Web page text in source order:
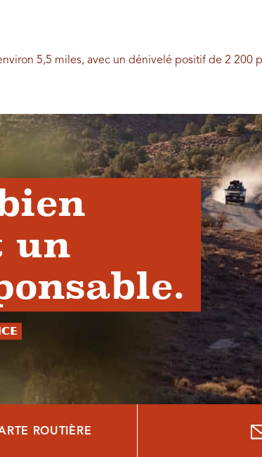
5,5 miles, avec un dénivelé positif de 2 200
un
ROUTIÈRE